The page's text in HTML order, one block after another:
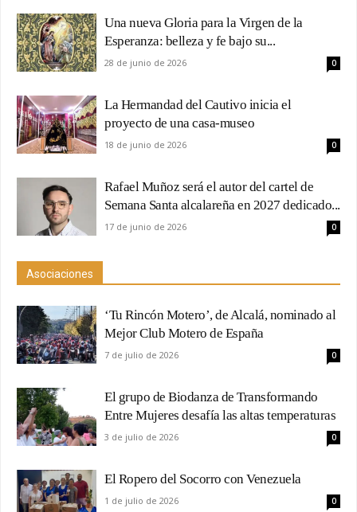
Una nueva Gloria para la Virgen de la
Esperanza: belleza y fe bajo su...
28 de junio de 2026 0
La Hermandad del Cautivo inicia el
proyecto de una casa-museo
18 de junio de 2026 0
Rafael Muñoz será el autor del cartel de
Semana Santa alcalareña en 2027 dedicado...
17 de junio de 2026 0
Asociaciones
‘Tu Rincón Motero’, de Alcalá, nominado al
Mejor Club Motero de España
7 de julio de 2026 0
El grupo de Biodanza de Transformando
Entre Mujeres desafía las altas temperaturas
3 de julio de 2026 0
El Ropero del Socorro con Venezuela
1 de julio de 2026 0